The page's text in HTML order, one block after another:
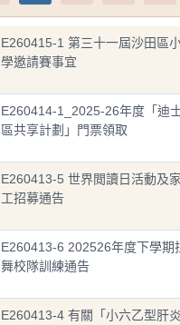
E260415-1 第三十一屆沙田區
學邀請賽事宜
E260414-1_2025-26年度「迪
區共享計劃」門票領取
E260413-5 世界閲讀日活動及
工招募通告
E260413-6 202526年度下學期
舞校隊訓練通告
E260413-4 有關「小六乙型肝